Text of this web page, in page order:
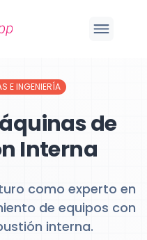
E INGENIERÍA
de
Interna
como experto en
de equipos con
interna.